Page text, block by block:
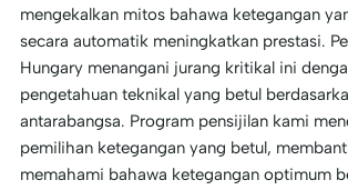
mengekalkan mitos bahawa ketegangan
secara automatik meningkatkan prestasi.
Hungary menangani jurang kritikal ini
pengetahuan teknikal yang betul
antarabangsa. Program pensijilan kami
pemilihan ketegangan yang betul,
memahami bahawa ketegangan optimum